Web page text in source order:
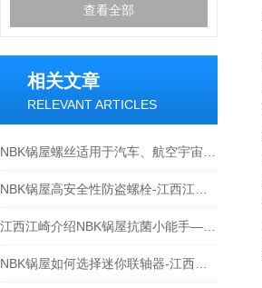
查看全部
相关文章
RELEVANT ARTICLES